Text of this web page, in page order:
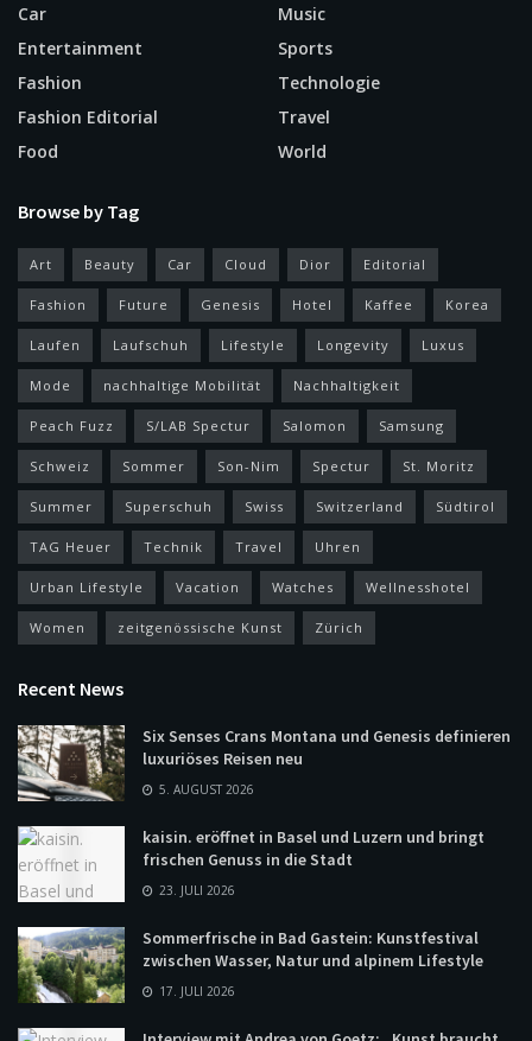
Car
Entertainment
Fashion
Fashion Editorial
Food
Music
Sports
Technologie
Travel
World
Browse by Tag
Art Beauty Car Cloud Dior Editorial
Fashion Future Genesis Hotel Kaffee Korea
Laufen Laufschuh Lifestyle Longevity Luxus
Mode nachhaltige Mobilität Nachhaltigkeit
Peach Fuzz S/LAB Spectur Salomon Samsung
Schweiz Sommer Son-Nim Spectur St. Moritz
Summer Superschuh Swiss Switzerland Südtirol
TAG Heuer Technik Travel Uhren
Urban Lifestyle Vacation Watches Wellnesshotel
Women zeitgenössische Kunst Zürich
Recent News
Six Senses Crans Montana und Genesis definieren
luxuriöses Reisen neu
5. AUGUST 2026
kaisin. eröffnet in Basel und Luzern und bringt
frischen Genuss in die Stadt
23. JULI 2026
Sommerfrische in Bad Gastein: Kunstfestival
zwischen Wasser, Natur und alpinem Lifestyle
17. JULI 2026